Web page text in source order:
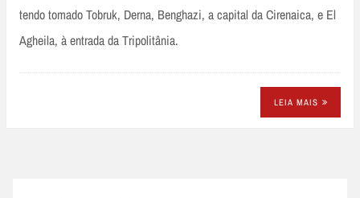
tendo tomado Tobruk, Derna, Benghazi, a capital da Cirenaica, e El
Agheila, à entrada da Tripolitânia.
LEIA MAIS